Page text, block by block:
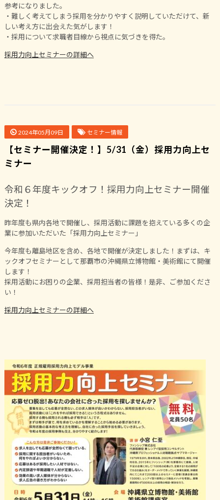
参考になりました。
・難しく考えてしまう採用を分かりやすく説明していただけて、新
しい考え方に出会えた気がします！
・採用について求職者目線から視点に気づきを得た。
採用力向上セミナーの詳細へ
2024年05月09日 セミナー情報
【セミナー開催決定！】5/31（金）採用力向上セ
ミナー
令和６年度キックオフ！採用力向上セミナー開催
決定！
昨年度も県内各地で開催し、採用活動に課題を抱えている多くの企
業に参加いただいた「採用力向上セミナー」
今年度も離島地区を含め、各地で開催が決定しました！まずは、キ
ックオフセミナーとして那覇市の沖縄県立博物館・美術館にて開催
します！
採用活動にお困りの企業、採用担当者の皆様！是非、ご参加くださ
い！
採用力向上セミナーの詳細へ